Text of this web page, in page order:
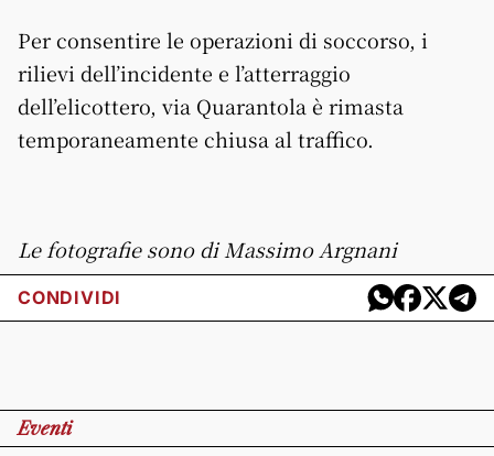
Per consentire le operazioni di soccorso, i
rilievi dell’incidente e l’atterraggio
dell’elicottero, via Quarantola è rimasta
temporaneamente chiusa al traffico.
Le fotografie sono di Massimo Argnani
CONDIVIDI
Eventi